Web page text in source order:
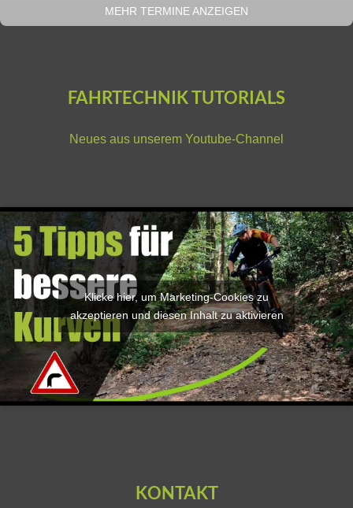
MEHR TERMINE ANZEIGEN
FAHRTECHNIK TUTORIALS
Neues aus unserem Youtube-Channel
Klicke hier, um Marketing-Cookies zu
akzeptieren und diesen Inhalt zu aktivieren
KONTAKT